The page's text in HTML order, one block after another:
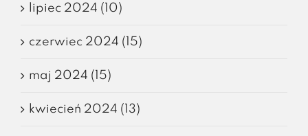
lipiec 2024 (10)
czerwiec 2024 (15)
maj 2024 (15)
kwiecień 2024 (13)